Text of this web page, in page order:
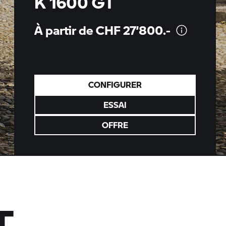
À partir de CHF27’800.-
CONFIGURER
ESSAI
OFFRE